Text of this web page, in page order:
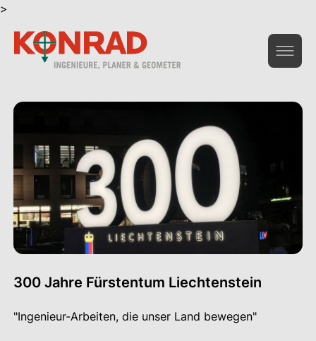
>
Geoinformation & Vermessung
Hochbau & Statik
Beratung & Infrastruktur
Gesamtdienstleistungen Bau
Das Unternehmen
300 Jahre Fürstentum Liechtenstein
"Ingenieur-Arbeiten, die unser Land bewegen"